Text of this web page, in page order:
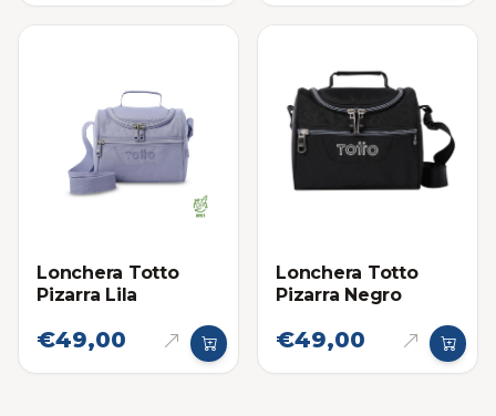
Lonchera Totto
Pizarra Lila
€49,00
Lonchera Totto
Pizarra Negro
€49,00